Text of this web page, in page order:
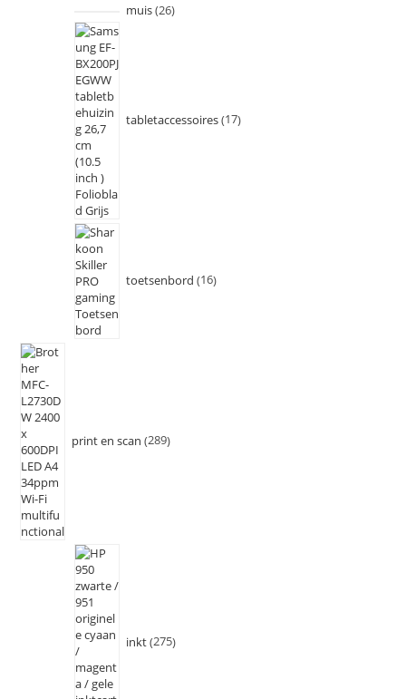
muis 26
tabletaccessoires 17
toetsenbord 16
print en scan 289
inkt 275